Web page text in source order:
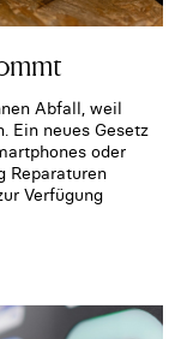
Abfall, weil
Ein neues Gesetz
oder
Reparaturen
Verfügung